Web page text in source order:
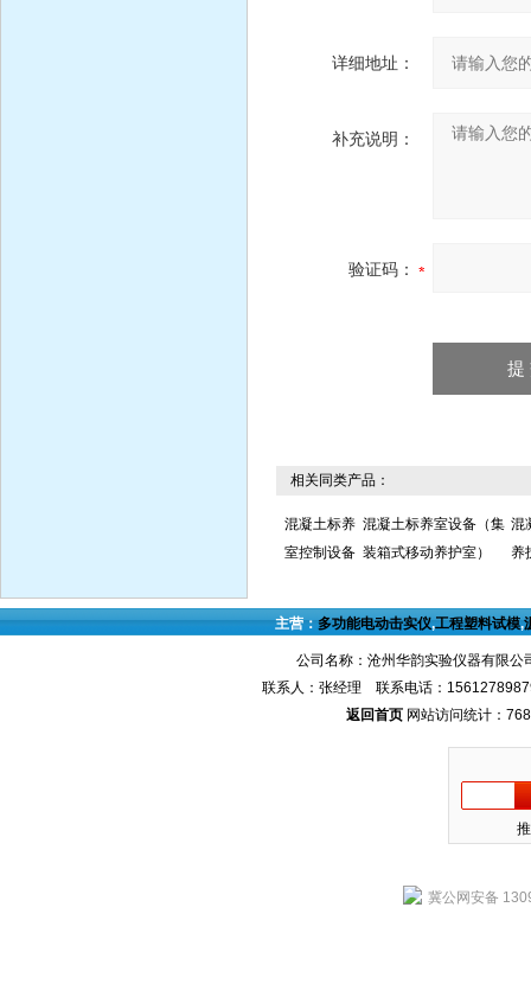
详细地址：
补充说明：
验证码：
相关同类产品：
混凝土标养
室控制设备
混凝土标养室设备（集
装箱式移动养护室）
混
养
主营：多功能电动击实仪,工程塑料试模,
公司名称：沧州华韵实验仪器有限
联系人：张经理 联系电话：
返回首页 网站访问统计：
冀公网安备